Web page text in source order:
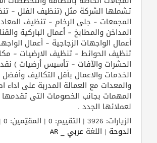
مزاد
كيو
نمبر
كيو
كارز
كيو
ماركت
تشملها الشركة مثل (تنظيف الفلل –
المجمعات – جلى الرخام – تنظيف
المداخن والمطابخ – أعمال الباركية
أعمال الواجهات الزجاجية – أعمال
تنظيف الحوائط – تنظيف الارضيات –
الحشرات والآفات – تأسيس أرضيات )
الخدمات والاعمال بأقل التكاليف وأفضل
والمعدات مع العمالة المدربة على اداء
المهمات بجانب الخصومات التى
لعملائها الجدد .
الزيارات: 3926 | التقييم: 0 | المقيّمين: 0 | المدينة
الدوحة | اللغة عربي _ AR